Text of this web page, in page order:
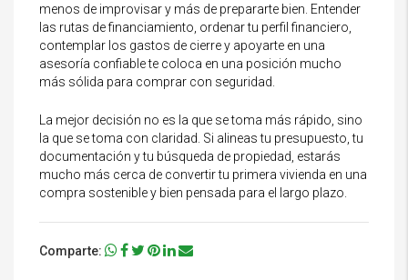
menos de improvisar y más de prepararte bien. Entender
las rutas de financiamiento, ordenar tu perfil financiero,
contemplar los gastos de cierre y apoyarte en una
asesoría confiable te coloca en una posición mucho
más sólida para comprar con seguridad.
La mejor decisión no es la que se toma más rápido, sino
la que se toma con claridad. Si alineas tu presupuesto, tu
documentación y tu búsqueda de propiedad, estarás
mucho más cerca de convertir tu primera vivienda en una
compra sostenible y bien pensada para el largo plazo.
Comparte: